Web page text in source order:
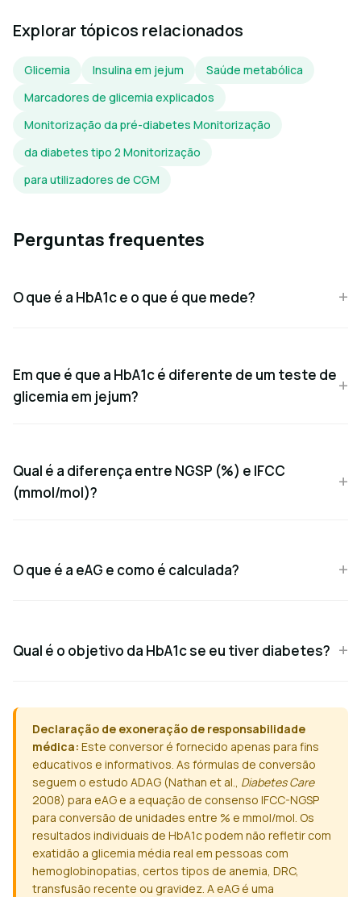
Explorar tópicos relacionados
Glicemia Insulina em jejum
Saúde metabólica
Marcadores de glicemia explicados
Monitorização da pré-diabetes Monitorização
da diabetes tipo 2 Monitorização
para utilizadores de CGM
Perguntas frequentes
O que é a HbA1c e o que é que mede?
Em que é que a HbA1c é diferente de um teste de
glicemia em jejum?
Qual é a diferença entre NGSP (%) e IFCC
(mmol/mol)?
O que é a eAG e como é calculada?
Qual é o objetivo da HbA1c se eu tiver diabetes?
Declaração de exoneração de responsabilidade
médica: Este conversor é fornecido apenas para fins
educativos e informativos. As fórmulas de conversão
seguem o estudo ADAG (Nathan et al., Diabetes Care
2008) para eAG e a equação de consenso IFCC-NGSP
para conversão de unidades entre % e mmol/mol. Os
resultados individuais de HbA1c podem não refletir com
exatidão a glicemia média real em pessoas com
hemoglobinopatias, certos tipos de anemia, DRC,
transfusão recente ou gravidez. A eAG é uma